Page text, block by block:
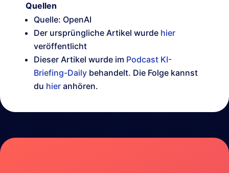
Quellen
Quelle: OpenAI
Der ursprüngliche Artikel wurde hier
veröffentlicht
Dieser Artikel wurde im Podcast KI-
Briefing-Daily behandelt. Die Folge kannst
du hier anhören.